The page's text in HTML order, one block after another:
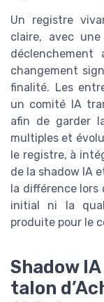
Un registre
claire, avec
changement
finalité. Les
un comité IA
afin de garder
multiples et
le registre, à
de la shadow IA
la différence lors
initial ni la
produite pour le
Shadow
talon